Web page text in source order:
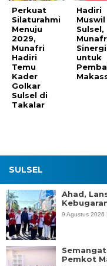
Perkuat
Silaturahmi
Menuju
2029,
Munafri
Hadiri
Temu
Kader
Golkar
Sulsel di
Takalar
Hadiri
Muswil
Sulsel,
Sinergi
untuk
SULSEL
Ahad,
9 Agustus 2026
Pemkot